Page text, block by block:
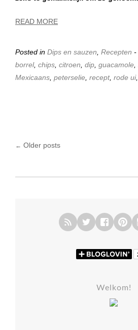
READ MORE
Posted in Dips en sauzen, Recepten -
borrel, chips, citroen, dip, guacamole,
Mexicaans, peterselie, recept, rode ui,
← Older posts
Welkom!